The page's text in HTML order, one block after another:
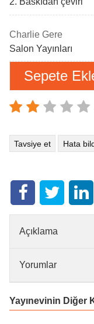
Charlie Gere
Salon Yayınları
Sepete
Tavsiye et Hata
Açıklama
Yorumlar
Yayınevinin Diğer